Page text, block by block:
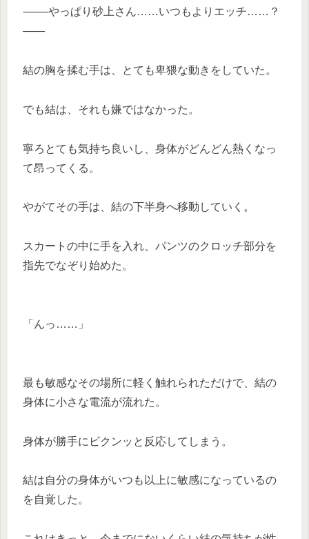
-——やっぱり砂上さん……いつもよりエッチ……？
——
結の胸を揉む手は、とても卑猥な動きをしていた。
でも結は、それも嫌ではなかった。
寧ろとても気持ち良いし、身体がどんどん熱くなっ
て昂ってくる。
やがてその手は、結の下半身へ移動していく。
スカートの中に手を入れ、パンツのクロッチ部分を
指先でなぞり始めた。
「んっ……」
最も敏感なその場所に軽く触れられただけで、結の
身体に小さな電流が流れた。
身体が勝手にビクンッと反応してしまう。
結は自分の身体がいつも以上に敏感になっているの
を自覚した。